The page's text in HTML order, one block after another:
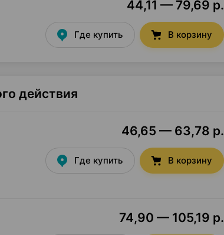
44,11 — 79,69 р.
Где купить В корзину
действия
46,65 — 63,78 р.
Где купить В корзину
74,90 — 105,19 р.